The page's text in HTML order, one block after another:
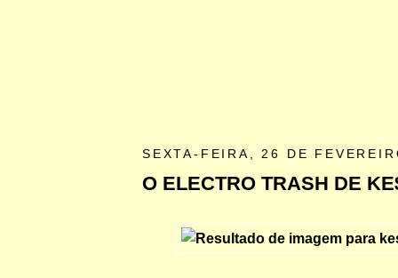
SEXTA-FEIRA, 26 DE
O ELECTRO TRASH DE